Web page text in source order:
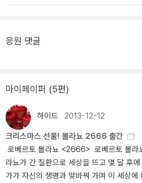
도 구하지 않은 표절행위를 문학을 사랑하
이다. 하지만 우리의 아르헨티나 출신 작가
의 행동을 ‘뭐, 그럴 수도 있지’하고 넘길 수
지 못하고 나의 재산을 지키기 위해 전투
싶다만. 나머지 두 편은 간부전으로 죽어가
글이라고나 할까. 세상에 더 이상 읽을 책이
가? 작가 본인의 과도한 섹스에 대한 직접
해 한몫 한 게 아닐까 하는 합리적 추론도
사형수가 섹스에 집착하는 장면을 어떻게
션 펜 주연의 <데드맨 워킹>에 그런 장면이
한 수도승을 마주치고 이를 신의 계시로
통해 보여줄 수 있는 아이러니를 잘 담아냈
래 문학+병=병이지. 어쩌라고. 에세이 <크
모르는 작가들 얘기가 많이 담겨있었다.
문학의 베스트셀러들이 뭔지 내가 어떻게
도 볼라뇨의 비꼬는 솜씨는 기가 막히다고
선물>에서 이야기한 부분과 맞닿는 지점이
다. 말하자면 이런 것, 예술(책)은 선물인
때 예술은 선물의 속성은 반드시 갖고 있
품으로만 존재하는 예술은 세상에 존재하
집 밖으로 나가지 않는 편이, 겨울에는 따
입니다. 하지만 19세기 가장 훌륭한 시일
입니다.작품에서 얼마나 중요할지 빤히 보
세 사크리스탄[73]의 얼굴이 떠올리는데,
랩을 호주머니에 넣고 두들겨 맞은 개처럼
창백한 얼굴로 감당하기 벅찬 이 나라의 드
에 대한 선언.원칙적으로 나는 명쾌함과 즐
않습니다.
응원 댓글
마이페이퍼 (5편)
하이드 2013-12-12
크리스마스 선물! 볼라뇨 2666 출간
로베르토 볼라뇨 <2666> 로베르토 볼라
라뇨가 간 질환으로 세상을 뜨고 몇 달 후
가가 자신의 생명과 맞바꿔 가며 이 세상